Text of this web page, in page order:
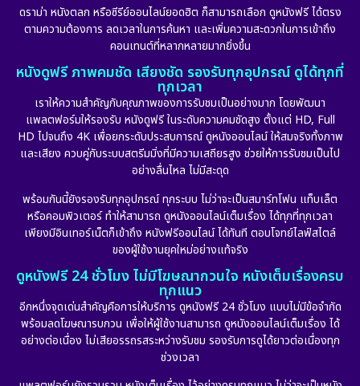
ดราม่า หนังตลก หรือซีรีย์ออนไลน์ยอดฮิต ก็สามารถเลือก ดูหนังฟรี ได้ตรง
ตามความต้องการ ลดเวลาในการค้นหา และเพิ่มความสะดวกในการเข้าถึง
คอนเทนต์ที่หลากหลายมากยิ่งขึ้น
หนังดูฟรี ภาพคมชัด เสียงชัด รองรับทุกอุปกรณ์ ดูได้ทุกที่
ทุกเวลา
เราให้ความสำคัญกับคุณภาพของการรับชมเป็นอย่างมาก โดยพัฒนา
แพลตฟอร์มให้รองรับ หนังดูฟรี ในระดับความคมชัดสูง ตั้งแต่ HD, Full
HD ไปจนถึง 4K เพื่อยกระดับประสบการณ์ ดูหนังออนไลน์ ให้สมจริงทั้งภาพ
และเสียง ควบคู่กับระบบสตรีมมิ่งที่มีความเสถียรสูง ช่วยให้การรับชมเป็นไป
อย่างลื่นไหล ไม่มีสะดุด
พร้อมกันนี้ยังรองรับทุกอุปกรณ์ ทุกระบบ ไม่ว่าจะเป็นสมาร์ทโฟน แท็บเล็ต
หรือคอมพิวเตอร์ ทำให้สามารถ ดูหนังออนไลน์เต็มเรื่อง ได้ทุกที่ทุกเวลา
เพียงมีอินเทอร์เน็ตก็เข้าถึง หนังฟรีออนไลน์ ได้ทันที ตอบโจทย์ไลฟ์สไตล์
ของผู้ใช้งานยุคใหม่อย่างแท้จริง
ดูหนังฟรี 24 ชั่วโมง ไม่มีโฆษณากวนใจ หนังเต็มเรื่องครบ
ทุกแนว
อีกหนึ่งจุดเด่นสำคัญคือการให้บริการ ดูหนังฟรี 24 ชั่วโมง แบบไม่มีข้อจำกัด
พร้อมลดโฆษณารบกวน เพื่อให้ผู้ใช้งานสามารถ ดูหนังออนไลน์เต็มเรื่อง ได้
อย่างต่อเนื่อง ไม่เสียอรรถรสระหว่างรับชม รองรับการดูได้ยาวต่อเนื่องทุก
ช่วงเวลา